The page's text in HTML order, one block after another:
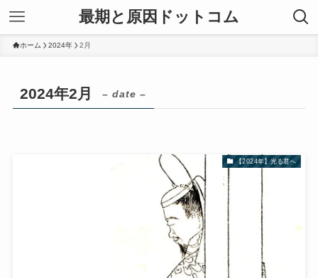
最期と原因ドットコム
ホーム 2024年 2月
2024年2月 – date –
【2024年】光る君へ